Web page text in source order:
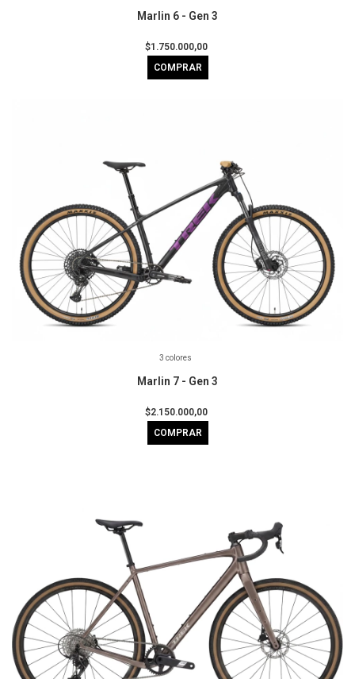
Marlin 6 - Gen 3
$1.750.000,00
COMPRAR
3 colores
Marlin 7 - Gen 3
$2.150.000,00
COMPRAR